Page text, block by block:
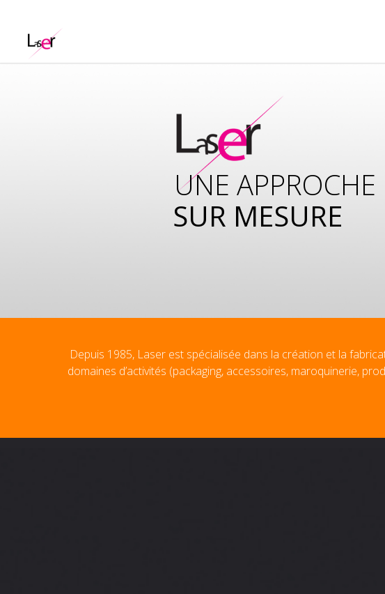
SUR MESURE
UNE APPROCHE
Depuis 1985, Laser est spécialisée dans la création et la
domaines d’activités (packaging, accessoires, maroquinerie,